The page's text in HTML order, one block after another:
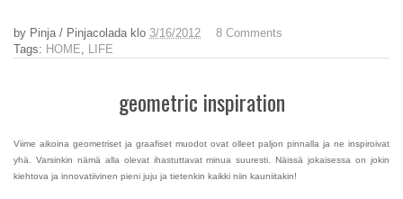
by Pinja / Pinjacolada klo 3/16/2012
8 Comments
Tags: HOME LIFE
geometric inspiration
Viime aikoina geometriset ja graafiset muodot ovat olleet paljon pinnalla ja ne inspiroivat
yhä. Varsinkin nämä alla olevat ihastuttavat minua suuresti. Näissä jokaisessa on jokin
kiehtova ja innovatiivinen pieni juju ja tietenkin kaikki niin kauniitakin!